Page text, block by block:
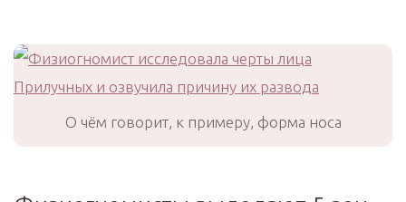
О чём говорит, к примеру, форма носа